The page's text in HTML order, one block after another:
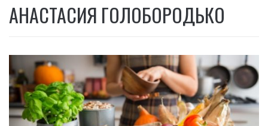
АНАСТАСИЯ ГОЛОБОРОДЬКО